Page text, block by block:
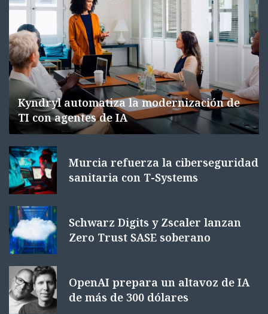
Kyndryl automatiza la modernización de
TI con agentes de IA
Murcia refuerza la ciberseguridad
sanitaria con T-Systems
Schwarz Digits y Zscaler lanzan
Zero Trust SASE soberano
OpenAI prepara un altavoz de IA
de más de 300 dólares